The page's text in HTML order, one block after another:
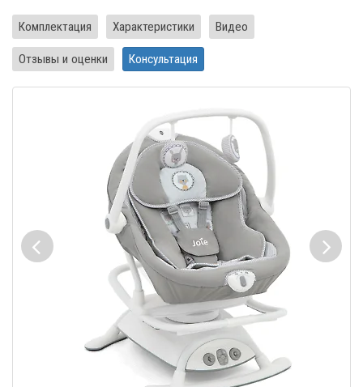
Комплектация Характеристики Видео
Отзывы и оценки Консультация